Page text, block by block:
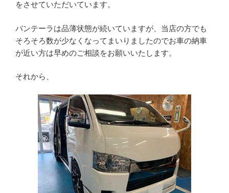
をさせていただいています。
パンテーラは品薄状態が続いていますが、当店の方でも
そろそろ数が少なくなってまいりましたのでお車の納車
が近い方は早めのご相談をお願いいたします。
それから、